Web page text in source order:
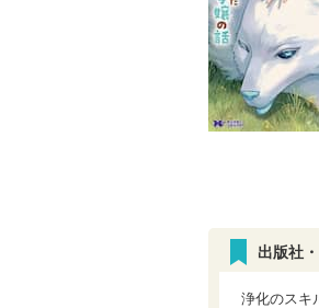
出版社
浄化のスキ